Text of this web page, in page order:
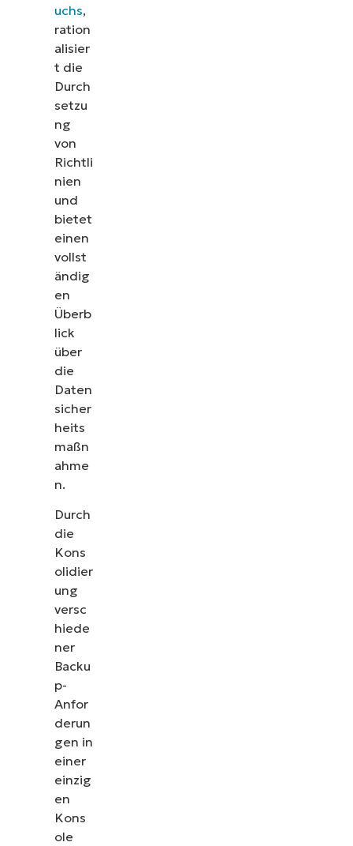
uchs,
ration
alisier
t die
Durch
setzu
ng
von
Richtli
nien
und
bietet
einen
vollst
ändig
en
Überb
lick
über
die
Daten
sicher
heits
maßn
ahme
n.
Durch
die
Kons
olidier
ung
versc
hiede
ner
Backu
p-
Anfor
derun
gen in
einer
einzig
en
Kons
ole
Sehen Sie NinjaOne
Sehen Sie sich unsere On-Demand-Demos an